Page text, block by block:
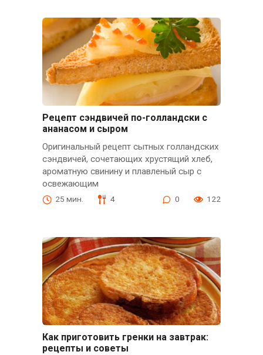
Рецепт сэндвичей по-голландски с
ананасом и сыром
Оригинальный рецепт сытных голландских
сэндвичей, сочетающих хрустящий хлеб,
ароматную свинину и плавленый сыр с
освежающим
25 мин. 4 0 122
Как приготовить гренки на завтрак:
рецепты и советы